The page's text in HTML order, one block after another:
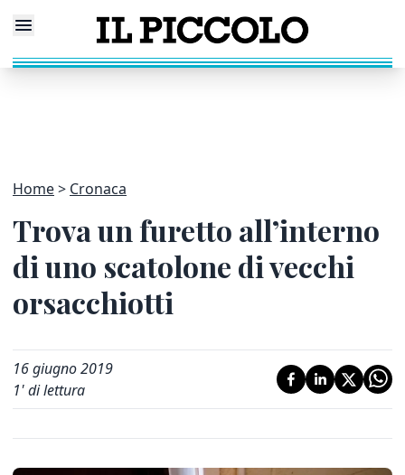
Home Cronaca
Trova un furetto all’interno
di uno scatolone di vecchi
orsacchiotti
16 giugno 2019
1' di lettura